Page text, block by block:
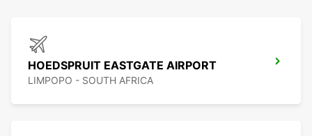
HOEDSPRUIT EASTGATE AIRPORT
LIMPOPO - SOUTH AFRICA